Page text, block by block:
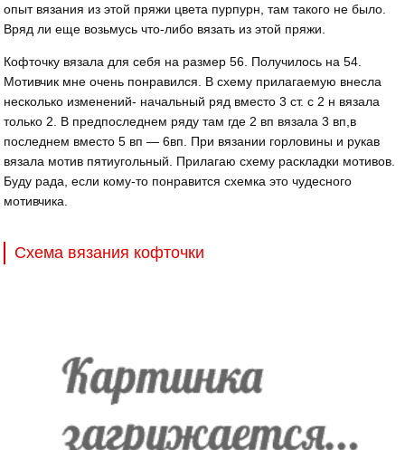
опыт вязания из этой пряжи цвета пурпурн, там такого не было.
Вряд ли еще возьмусь что-либо вязать из этой пряжи.
Кофточку вязала для себя на размер 56. Получилось на 54.
Мотивчик мне очень понравился. В схему прилагаемую внесла
несколько изменений- начальный ряд вместо 3 ст. с 2 н вязала
только 2. В предпоследнем ряду там где 2 вп вязала 3 вп,в
последнем вместо 5 вп — 6вп. При вязании горловины и рукав
вязала мотив пятиугольный. Прилагаю схему раскладки мотивов.
Буду рада, если кому-то понравится схемка это чудесного
мотивчика.
Схема вязания кофточки